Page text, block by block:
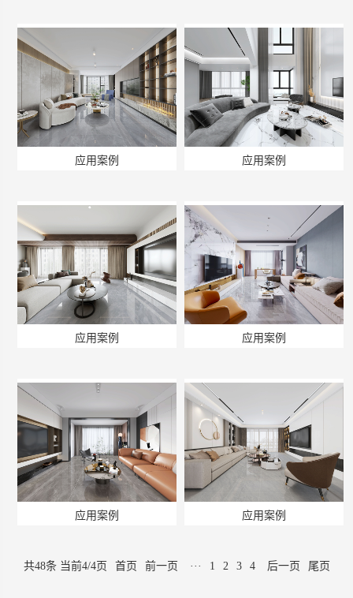
应用案例 应用案例
应用案例 应用案例
应用案例 应用案例
共48条 当前4/4页 首页 前一页 ··· 1 2 3 4 后一页 尾页